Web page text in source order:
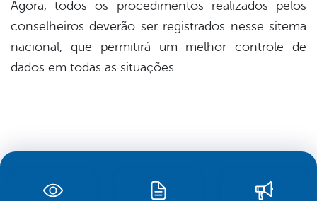
Agora, todos os procedimentos realizados pelos
conselheiros deverão ser registrados nesse sitema
nacional, que permitirá um melhor controle de
dados em todas as situações.